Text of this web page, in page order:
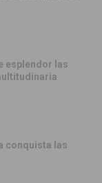
esplendor las
conquista las